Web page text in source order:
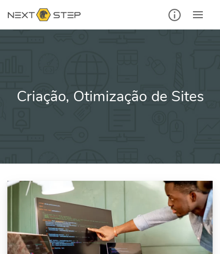
para
Criação, Otimização de Sites